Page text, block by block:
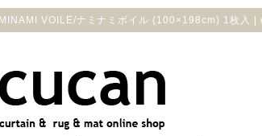
VOILE/ナミナミボイル (100×198cm) 1枚入